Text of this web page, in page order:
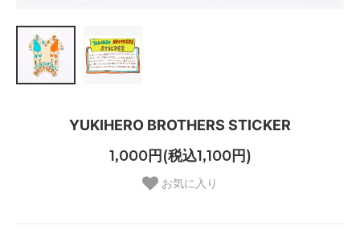
YUKIHERO BROTHERS STICKER
1,000円(税込1,100円)
お気に入り